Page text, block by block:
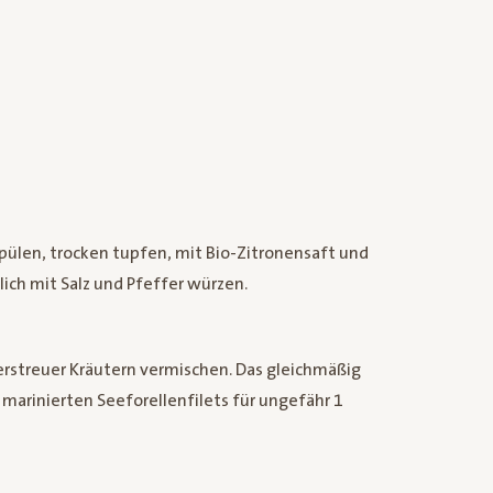
trocken tupfen, mit Bio-Zitronensaft und
mit Salz und Pfeffer würzen.
Kräutern vermischen. Das gleichmäßig
Seeforellenfilets für ungefähr 1